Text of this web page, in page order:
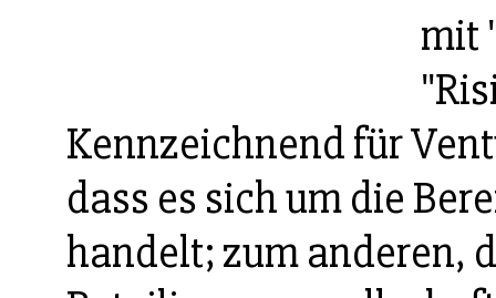
mit
Kennzeichnend für
dass es sich um die
handelt; zum anderen,